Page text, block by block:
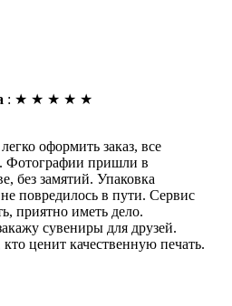
: ★ ★ ★ ★ ★
оформить заказ, все
Фотографии пришли в
без замятий. Упаковка
повредилось в пути. Сервис
приятно иметь дело.
сувениры для друзей.
ценит качественную печать.